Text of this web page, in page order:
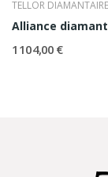
TELLOR DIAMANTAIRE
Alliance
1 104,00 €